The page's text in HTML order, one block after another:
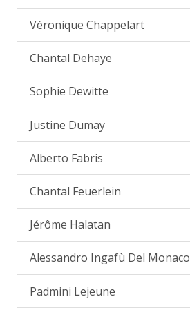
Véronique Chappelart
Chantal Dehaye
Sophie Dewitte
Justine Dumay
Alberto Fabris
Chantal Feuerlein
Jérôme Halatan
Alessandro Ingafù Del Monaco
Padmini Lejeune